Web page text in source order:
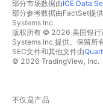
部分市场数据由ICE Data
部分参考数据由FactSet提
Systems Inc.
版权所有 © 2026 美国银行
Systems Inc.提供。保留所
SEC文件和其他文件由
© 2026 TradingView, Inc.
不仅是产品